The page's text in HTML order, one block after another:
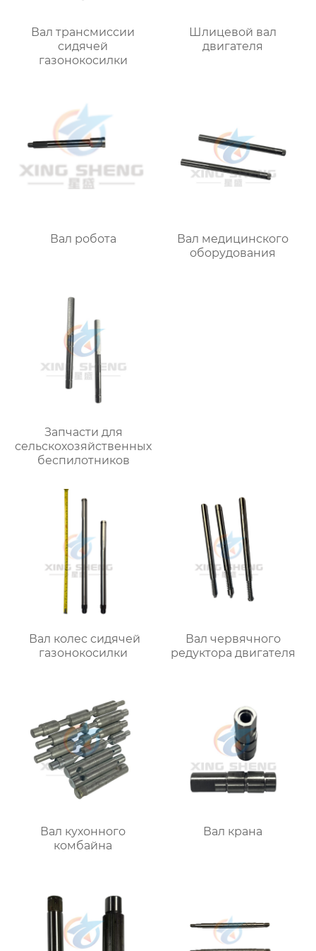
Вал трансмиссии
сидячей
газонокосилки
Шлицевой вал
двигателя
Вал робота
Вал медицинского
оборудования
Запчасти для
сельскохозяйственных
беспилотников
Вал колес сидячей
газонокосилки
Вал червячного
редуктора двигателя
Вал кухонного
комбайна
Вал крана